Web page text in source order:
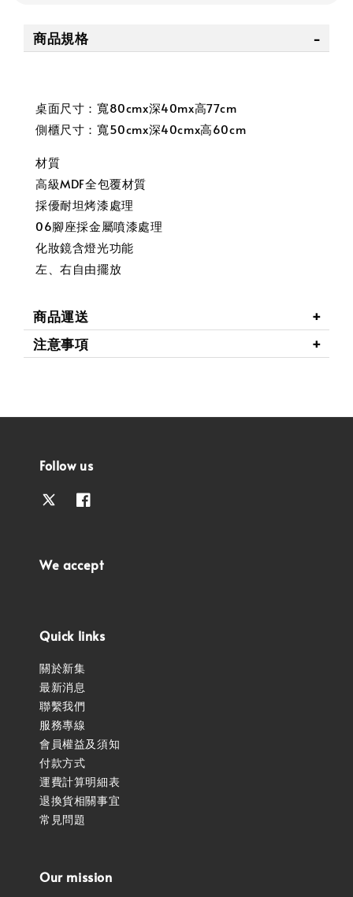
商品規格
桌面尺寸：寬80cmx深40mx高77cm
側櫃尺寸：寬50cmx深40cmx高60cm
材質
高級MDF全包覆材質
採優耐坦烤漆處理
06腳座採金屬噴漆處理
化妝鏡含燈光功能
左、右自由擺放
商品運送
注意事項
Follow us
We accept
Quick links
關於新集
最新消息
聯繫我們
服務專線
會員權益及須知
付款方式
運費計算明細表
退換貨相關事宜
常見問題
Our mission